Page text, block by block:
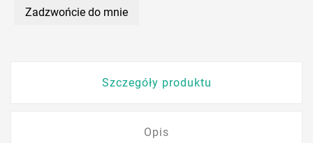
Zadzwońcie do mnie
Szczegóły produktu
Opis